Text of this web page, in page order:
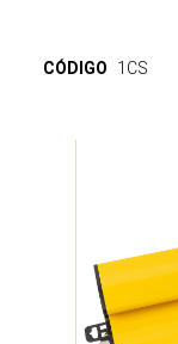
CÓDIGO 1CS